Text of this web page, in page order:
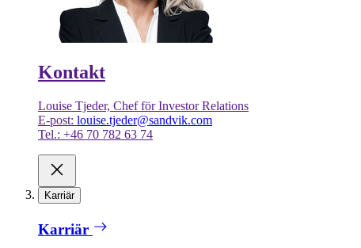
Kontakt
Louise Tjeder, Chef för Investor Relations
E-post: louise.tjeder@sandvik.com
Tel.: +46 70 782 63 74
Karriär
Karriär